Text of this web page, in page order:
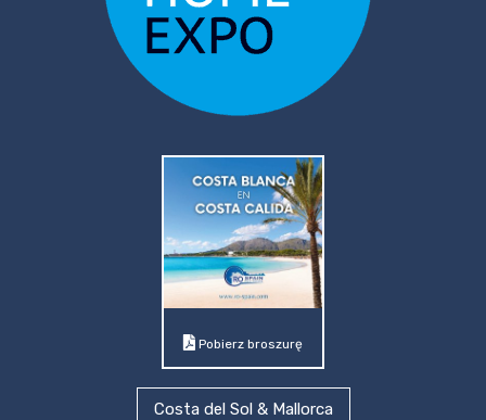
Pobierz broszurę
Costa del Sol & Mallorca